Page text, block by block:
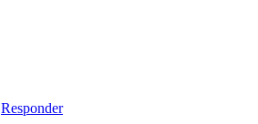
Responder